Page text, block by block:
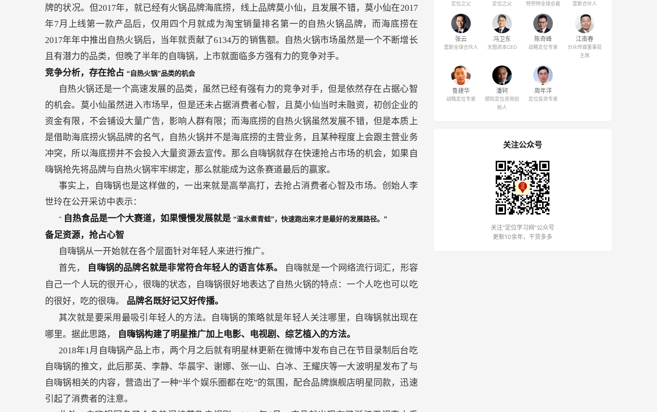
牌的状况。但2017年，就已经有火锅品牌海底捞，线上品牌莫小仙，且发展不错，莫小仙在2017
年7月上线第一款产品后，仅用四个月就成为淘宝销量排名第一的自热火锅品牌，而海底捞在
2017年年中推出自热火锅后，当年就贡献了6134万的销售额。自热火锅市场虽然是一个不断增长
且有潜力的品类，但晚了半年的自嗨锅，上市就面临多方强有力的竞争对手。
竞争分析，存在抢占 “自热火锅”品类的机会
自热火锅还是一个高速发展的品类，虽然已经有强有力的竞争对手，但是依然存在占据心智
的机会。莫小仙虽然进入市场早，但是还未占据消费者心智，且莫小仙当时未融资，初创企业的
资金有限，不会铺设大量广告，影响人群有限；而海底捞的自热火锅虽然发展不错，但是本质上
是借助海底捞火锅品牌的名气，自热火锅并不是海底捞的主营业务，且某种程度上会跟主营业务
冲突，所以海底捞并不会投入大量资源去宣传。那么自嗨锅就存在快速抢占市场的机会，如果自
嗨锅抢先将品牌与自热火锅牢牢绑定，那么就能成为这条赛道最后的赢家。
事实上，自嗨锅也是这样做的，一出来就是高举高打，去抢占消费者心智及市场。创始人李
世玲在公开采访中表示：
“ 自热食品是一个大赛道，如果慢慢发展就是 “温水煮青蛙”，快速跑出来才是最好的发展路径。”
备足资源，抢占心智
自嗨锅从一开始就在各个层面针对年轻人来进行推广。
首先，
自嗨锅的品牌名就是非常符合年轻人的语言体系。
自嗨就是一个网络流行词汇，形容
自己一个人玩的很开心，很嗨的状态，自嗨锅很好地表达了自热火锅的特点：一个人吃也可以吃
的很好，吃的很嗨。 品牌名既好记又好传播。
其次就是要采用最吸引年轻人的方法。自嗨锅的策略就是年轻人关注哪里，自嗨锅就出现在
哪里。据此思路，
自嗨锅构建了明星推广加上电影、电视剧、综艺植入的方法。
2018年1月自嗨锅产品上市，两个月之后就有明星林更新在微博中发布自己在节目录制后台吃
自嗨锅的推文，此后那英、李静、华晨宇、谢娜、张一山、白冰、王耀庆等一大波明星发布了与
自嗨锅相关的内容，营造出了一种“半个娱乐圈都在吃”的氛围，配合品牌旗舰店明星同款，迅速
引起了消费者的注意。
定位之父 定位之父 特劳特全球总裁 里斯合伙人
张云
里斯全球合伙人
冯卫东
天图资本CEO
陈奇峰
战略定位专家
江南春
分众传媒董事局
主席
鲁建华
战略定位专家
潘轲
顺知定位咨询创
始人
周年洋
定位投资专家
关注公众号
关注"定位学习网"公众号
更新10余年，干货多多